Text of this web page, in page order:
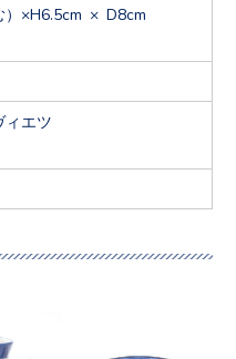
）×H6.5cm × D8cm
ィエツ